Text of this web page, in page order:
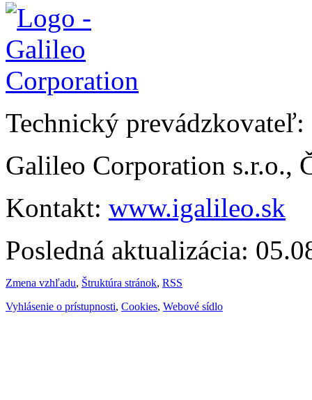
Technický prevádzkovateľ:
Galileo Corporation s.r.o.,
Kontakt: www.igalileo.sk
Posledná aktualizácia:
Zmena vzhľadu, Štruktúra stránok, RSS
Vyhlásenie o prístupnosti, Cookies, Webové sídlo